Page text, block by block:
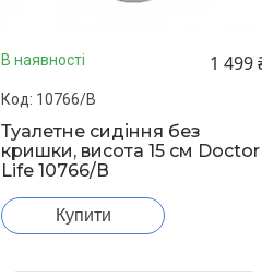
В наявності 1 499
10766/В
Туалетне сидіння без
кришки, висота 15 см Doctor
Life 10766/В
Купити